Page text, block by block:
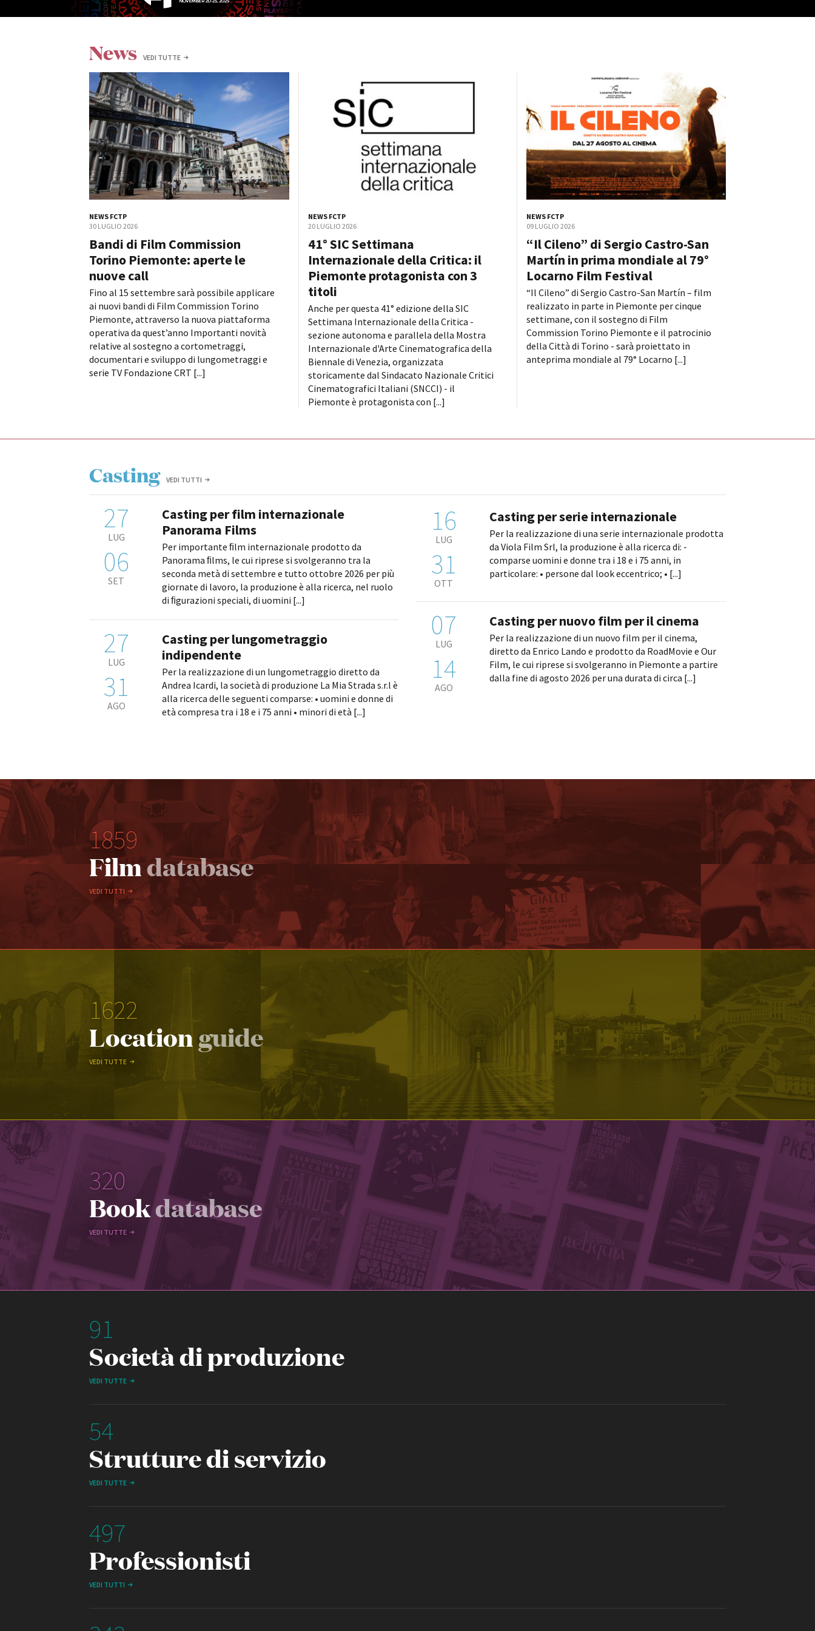
Amministrazione trasparente Privacy Cookie policy Whistleblowing
News VEDI TUTTE
NEWS FCTP
30 LUGLIO 2026
Bandi di Film Commission
Torino Piemonte: aperte le
nuove call
Fino al 15 settembre sarà possibile applicare
ai nuovi bandi di Film Commission Torino
Piemonte, attraverso la nuova piattaforma
operativa da quest’anno Importanti novità
relative al sostegno a cortometraggi,
documentari e sviluppo di lungometraggi e
serie TV Fondazione CRT [...]
NEWS FCTP
20 LUGLIO 2026
41° SIC Settimana
Internazionale della Critica: il
Piemonte protagonista con 3
titoli
Anche per questa 41° edizione della SIC
Settimana Internazionale della Critica -
sezione autonoma e parallela della Mostra
Internazionale d'Arte Cinematografica della
Biennale di Venezia, organizzata
storicamente dal Sindacato Nazionale Critici
Cinematografici Italiani (SNCCI) - il
Piemonte è protagonista con [...]
NEWS FCTP
09 LUGLIO 2026
“Il Cileno” di Sergio Castro-San
Martín in prima mondiale al 79°
Locarno Film Festival
“Il Cileno” di Sergio Castro-San Martín – film
realizzato in parte in Piemonte per cinque
settimane, con il sostegno di Film
Commission Torino Piemonte e il patrocinio
della Città di Torino - sarà proiettato in
anteprima mondiale al 79° Locarno [...]
Casting VEDI TUTTI
27
LUG
06
SET
Casting per film internazionale
Panorama Films
Per importante ﬁlm internazionale prodotto da
Panorama ﬁlms, le cui riprese si svolgeranno tra la
seconda metà di settembre e tutto ottobre 2026 per più
giornate di lavoro, la produzione è alla ricerca, nel ruolo
di ﬁgurazioni speciali, di uomini [...]
27
LUG
31
AGO
Casting per lungometraggio
indipendente
Per la realizzazione di un lungometraggio diretto da
Andrea Icardi, la società di produzione La Mia Strada s.r.l è
alla ricerca delle seguenti comparse: • uomini e donne di
età compresa tra i 18 e i 75 anni • minori di età [...]
16
LUG
31
OTT
Casting per serie internazionale
Per la realizzazione di una serie internazionale prodotta
da Viola Film Srl, la produzione è alla ricerca di: -
comparse uomini e donne tra i 18 e i 75 anni, in
particolare: • persone dal look eccentrico; • [...]
07
LUG
14
AGO
Casting per nuovo film per il cinema
Per la realizzazione di un nuovo film per il cinema,
diretto da Enrico Lando e prodotto da RoadMovie e Our
Film, le cui riprese si svolgeranno in Piemonte a partire
dalla fine di agosto 2026 per una durata di circa [...]
1859
Filmdatabase
VEDI TUTTI
1622
Locationguide
VEDI TUTTE
320
Bookdatabase
VEDI TUTTE
91
Società di produzione
VEDI TUTTE
54
Strutture di servizio
VEDI TUTTE
497
Professionisti
VEDI TUTTI